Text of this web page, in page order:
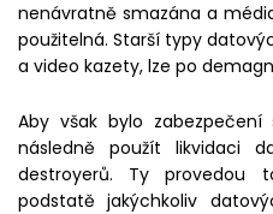
nenávratně smazána a
použitelná. Starší typy
a video kazety, lze po
Aby však bylo
následně použít likvidaci
destroyerů. Ty provedou
podstatě jakýchkoliv